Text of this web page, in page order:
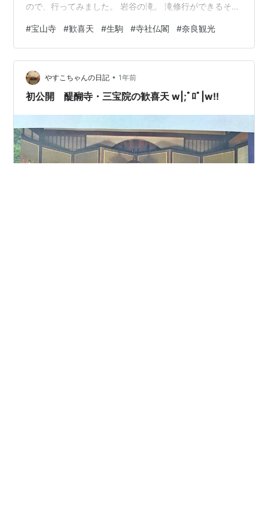
ので、行ってみました。 岩谷の滝。 滝修行ができるそう
ど。 近くにいるだけでも清々しい。 心地よい時間を過ご
せました。 こちらは近くに咲いていた紫陽花。 ほんのり
ピンク色で美しい。 参拝後のお昼はこちら。 バリ料理
「摩波楽茶屋（マハラジャヤ）」のオムナシゴレン。
https://maharajyaya.net/ 美味しいし、景色も良かった…
#宝山寺 #歓喜天 #生駒 #寺社仏閣 #奈良観光
やすこちゃんの日記 • 1年前
初公開 醍醐寺・三宝院の歓喜天 w|;ﾟﾛﾟ|w!!